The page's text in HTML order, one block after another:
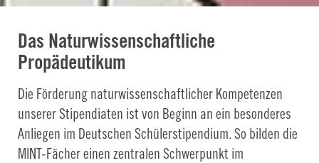
Das Naturwissenschaftliche
Propädeutikum
Die Förderung naturwissenschaftlicher Kompetenzen
unserer Stipendiaten ist von Beginn an ein besonderes
Anliegen im Deutschen Schülerstipendium. So bilden die
MINT-Fächer einen zentralen Schwerpunkt im